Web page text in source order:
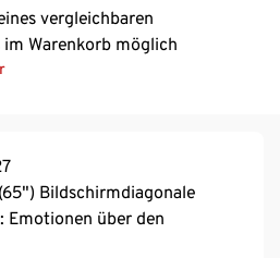
vergleichbaren
Warenkorb möglich
Bildschirmdiagonale
über den